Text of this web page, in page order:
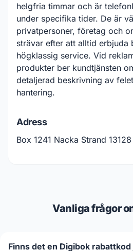
helgfria timmar och är
under specifika tider. De är
privatpersoner, företag och
strävar efter att alltid erbjuda
högklassig service. Vid
produkter ber kundtjänsten
detaljerad beskrivning av
hantering.
Adress
Box 1241 Nacka Strand 13128
Vanliga frågor
Finns det en Digibok